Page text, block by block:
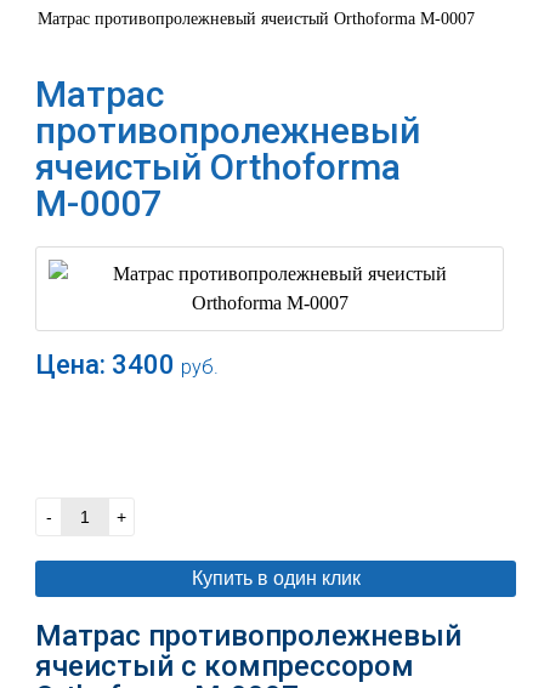
Матраc противопролежневый ячеистый Orthoforma М-0007
Матраc
противопролежневый
ячеистый Orthoforma
М-0007
Цена: 3400 руб.
- +
Купить в один клик
Матраc противопролежневый
ячеистый с компрессором